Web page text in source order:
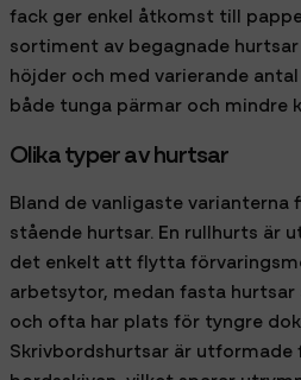
fack ger enkel åtkomst till
sortiment av begagnade
höjder och med varierande
både tunga pärmar och mindre
Olika typer av hurtsar
Bland de vanligaste
stående hurtsar. En rullhurts är
det enkelt att flytta
arbetsytor, medan fasta
och ofta har plats för tyngre
Skrivbordshurtsar är